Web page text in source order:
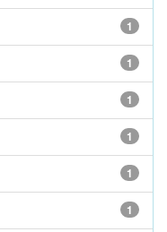
1
1
1
1
1
1